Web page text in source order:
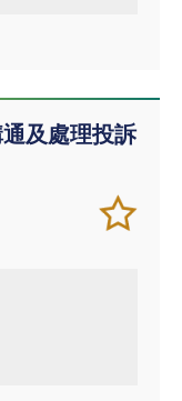
及處理投訴
加
入/
儲存
課程